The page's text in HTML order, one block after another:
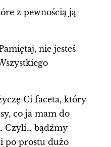
z pewnością ją
nie jesteś
Ci faceta, który
co ja mam do
Czyli… bądźmy
po prostu dużo